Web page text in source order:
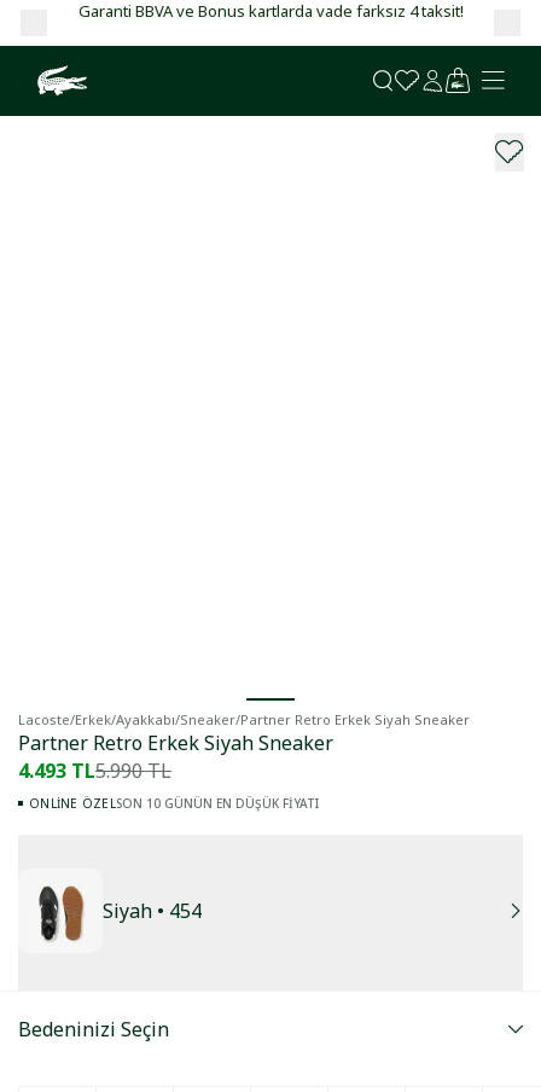
Garanti BBVA ve Bonus kartlarda vade farksız 4 taksit!
Lacoste/Erkek/Ayakkabı/Sneaker/Partner Retro Erkek Siyah Sneaker
Partner Retro Erkek Siyah Sneaker
4.493 TL5.990 TL
ONLINE ÖZELSON 10 GÜNÜN EN DÜŞÜK FİYATI
Bedeninizi Seçin
Siyah • 454